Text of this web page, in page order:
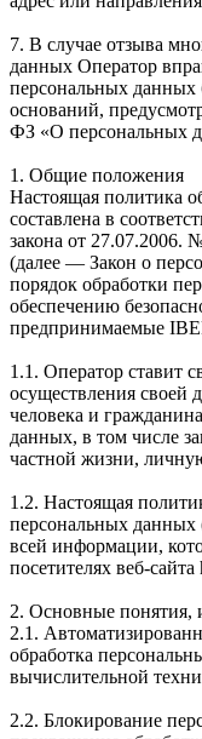
7. В случае отзыва
данных Оператор
персональных данных
оснований,
ФЗ «О персональных
1. Общие положения
Настоящая политика
составлена в
закона от
(далее — Закон о
порядок обработки
обеспечению
предпринимаемые
1.1. Оператор ставит
осуществления своей
человека и
данных, в том числе
частной жизни,
1.2. Настоящая
персональных
всей информации,
посетителях веб-
2. Основные понятия,
2.1.
обработка
вычислительной
2.2. Блокирование